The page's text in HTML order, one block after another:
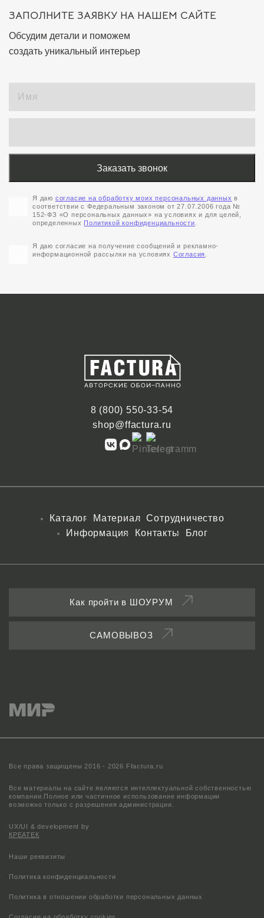
ЗАПОЛНИТЕ ЗАЯВКУ НА НАШЕМ САЙТЕ
Обсудим детали и поможем
создать уникальный интерьер
Я даю согласие на обработку моих персональных данных в
соответствии с Федеральным законом от 27.07.2006 года №
152-ФЗ «О персональных данных» на условиях и для целей,
определенных Политикой конфиденциальности
Я даю согласие на получение сообщений и рекламно-
информационной рассылки на условиях Согласия
Каталог Материал
Сотрудничество
Информация
Контакты Блог
8 (800) 550-33-54
shop@ffactura.ru
Как пройти в ШОУРУМ
САМОВЫВОЗ
Все права защищены 2016 - 2026 Ffactura.ru
Все материалы на сайте являются интеллектуальной собственностью
компании. Полное или частичное использование информации
возможно только с разрешения администрации.
UX/UI & development by
КРЕАТЕК
Наши реквизиты
Политика конфиденциальности
Политика в отношении обработки персональных данных